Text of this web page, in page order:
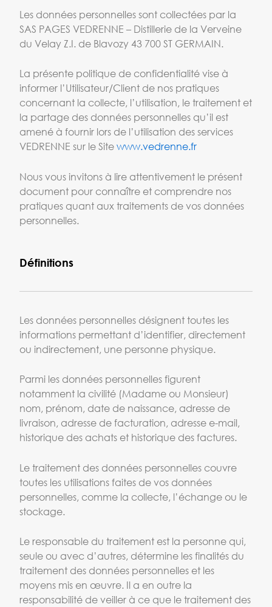
Les données personnelles sont collectées par la
SAS PAGES VEDRENNE – Distillerie de la Verveine
du Velay Z.I. de Blavozy 43 700 ST GERMAIN.
La présente politique de confidentialité vise à
informer l’Utilisateur/Client de nos pratiques
concernant la collecte, l’utilisation, le traitement et
la partage des données personnelles qu’il est
amené à fournir lors de l’utilisation des services
VEDRENNE sur le Sitewww.vedrenne.fr
Nous vous invitons à lire attentivement le présent
document pour connaître et comprendre nos
pratiques quant aux traitements de vos données
personnelles.
Définitions
Les données personnelles désignent toutes les
informations permettant d’identifier, directement
ou indirectement, une personne physique.
Parmi les données personnelles figurent
notamment la civilité (Madame ou Monsieur)
nom, prénom, date de naissance, adresse de
livraison, adresse de facturation, adresse e-mail,
historique des achats et historique des factures.
Le traitement des données personnelles couvre
toutes les utilisations faites de vos données
personnelles, comme la collecte, l’échange ou le
stockage.
Le responsable du traitement est la personne qui,
seule ou avec d’autres, détermine les finalités du
traitement des données personnelles et les
moyens mis en œuvre. Il a en outre la
responsabilité de veiller à ce que le traitement des